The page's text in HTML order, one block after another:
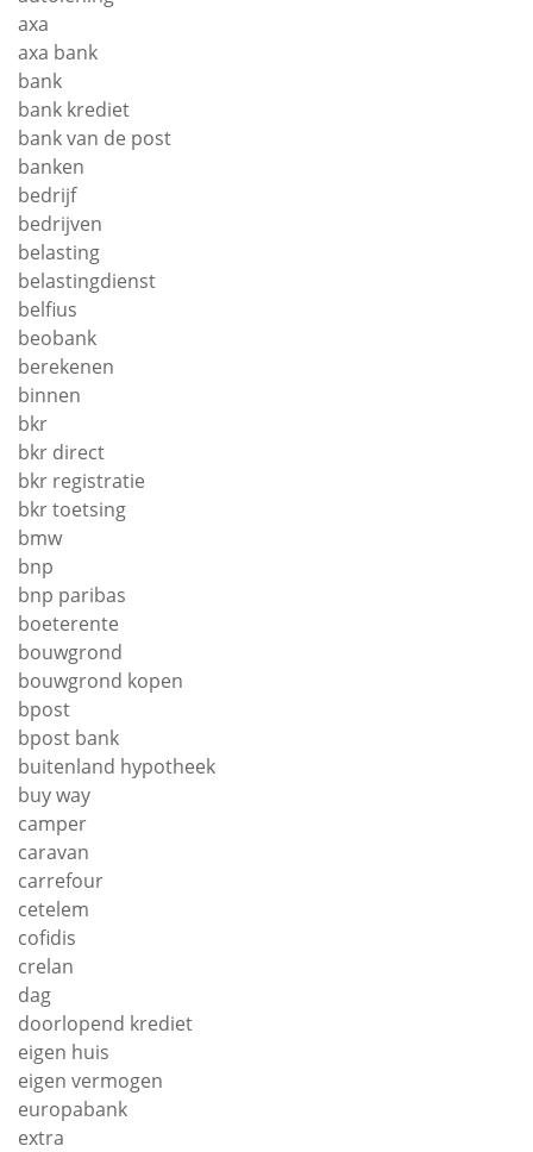
axa
axa bank
bank
bank krediet
bank van de post
banken
bedrijf
bedrijven
belasting
belastingdienst
belfius
beobank
berekenen
binnen
bkr
bkr direct
bkr registratie
bkr toetsing
bmw
bnp
bnp paribas
boeterente
bouwgrond
bouwgrond kopen
bpost
bpost bank
buitenland hypotheek
buy way
camper
caravan
carrefour
cetelem
cofidis
crelan
dag
doorlopend krediet
eigen huis
eigen vermogen
europabank
extra